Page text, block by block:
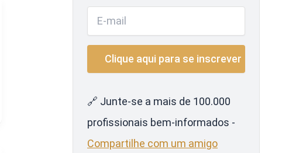
🔗 Junte-se a mais de 100.000
profissionais bem-informados -
Compartilhe com um amigo